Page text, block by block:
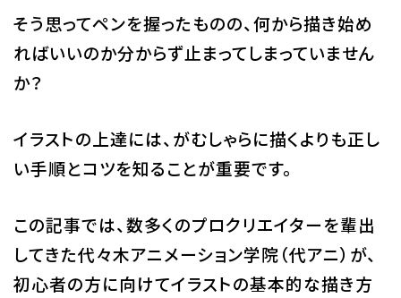
学部・学科紹介
校舎・施設
就職・キャリア
入学情報
在学生の活躍
そう思ってペンを握ったものの、何から描き始め
ればいいのか分からず止まってしまっていません
か？
イラストの上達には、がむしゃらに描くよりも正し
い手順とコツを知ることが重要です。
この記事では、数多くのプロクリエイターを輩出
してきた代々木アニメーション学院（代アニ）が、
初心者の方に向けてイラストの基本的な描き方